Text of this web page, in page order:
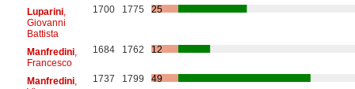
Luparini,
Giovanni
Battista
1700 1775 25
Manfredini,
Francesco
1684 1762 12
Manfredini,
1737 1799 49